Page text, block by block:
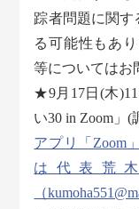
踪者問題に関
る可能性もあ
等についてはお
★9月17日(木
い30 in Zoom」(
アプリ「Zoom
は代表荒
（